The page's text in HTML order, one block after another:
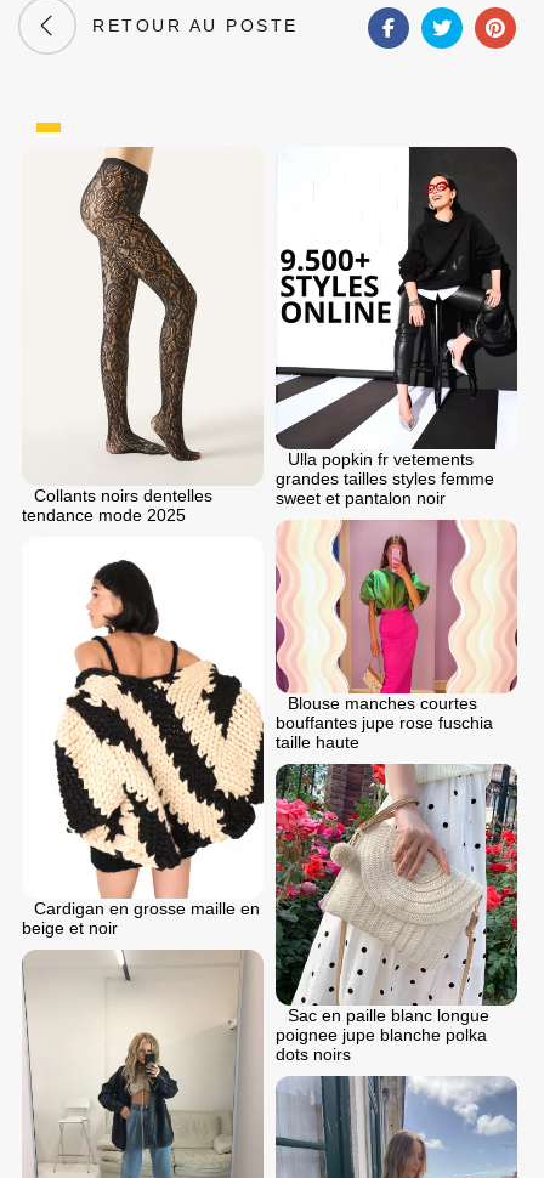
RETOUR AU POSTE
Collants noirs dentelles
tendance mode 2025
Ulla popkin fr vetements
grandes tailles styles femme
sweet et pantalon noir
Blouse manches courtes
bouffantes jupe rose fuschia
taille haute
Cardigan en grosse maille en
beige et noir
Sac en paille blanc longue
poignee jupe blanche polka
dots noirs